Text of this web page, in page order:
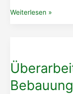
Bauausschuss
Weiterlesen »